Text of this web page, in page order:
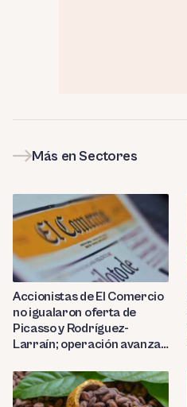
Más en Sectores
Accionistas de El Comercio
no igualaron oferta de
Picasso y Rodríguez-
Larraín; operación avanza